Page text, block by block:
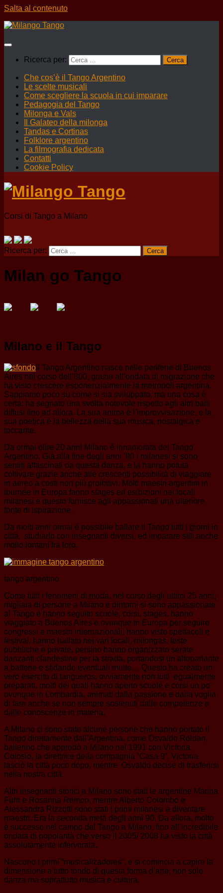
Salta al contenuto
Ricerca per:
Che cos’è il Tango Argentino
Le scelte musicali
Come scegliere la scuola in cui imparare
Pedagogia del Tango
Milonga e Vals
Il Galateo della milonga
Tandas e Cortinas
Folklore argentino
La filmografia dedicata
Contatti
Cookie Policy
Corsi di Tango a Milano
Ricerca per:
Milan go Tango
Milano e il Tango
Il Tango Argentino nasce nelle periferie di Buenos
Aires nel corso dell’800, grazie all’ondata di migrazione che
ha visto crescere esponenzialmente la metropoli argentina.
Sappiamo poco su come si sia sviluppato, ma una cosa è
certa: ha segnato una svolta notevole rispetto agli altri balli
diffusi fino ad allora. La sua anima è l’improvvisazione, e la
sua poetica è la bellezza della sua musica, nostalgica e
toccante.
Da ormai oltre 20 anni Milano è innamorata del Tango
Argentino. Già alla fine degli anni ’90 i milanesi si sono
sentiti affascinati da questa danza, e la hanno potuta
coltivare grazie anche alle crescenti possibilità di viaggiare
in aereo a costi non più proibitivi. Molti maestri argentini in
tournée in Europa fanno stages ed esibizioni nei locali
milanesi e questo fornisce agli appassionati una ulteriore
fonte di ispirazione.
Da molti anni ormai è possibile ballare il Tango tutti i giorni in
città, studiarlo con insegnanti diversi, ed imparare stili anche
molto lontani fra loro.
tango argentino
Come tutti i fenomeni di moda, nel corso degli ultimi 25 anni,
migliaia di persone a Milano e dintorni si sono appassionate
al Tango e hanno seguito scuole, corsi, stages, hanno
viaggiato a Buenos Aires e ovunque in Europa per seguire
congressi e maestri internazionali, hanno visto spettacoli e
festival, hanno ballato nei vari locali, milongas, feste
pubbliche e private, persino hanno organizzato serate
danzanti clandestine per la strada, portandosi un altoparlante
a batterie e sfidando eventuali multe… Questo ha creato un
vero esercito di tangueros, ovviamente non tutti egualmente
preparati, molti dei quali hanno aperto scuole e corsi un po’
ovunque in Lombardia, animati dalla passione e dalla voglia
di fare anche se non sempre sostenuti dalle competenze e
dalle conoscenze in materia.
A Milano ci sono state alcune persone che hanno portato il
Tango direttamente dall’Argentina, come Osvaldo Roldan,
ballerino che approdò a Milano nel 1991 con Victoria
Colosio, la direttrice della compagnia “Casa 9”. Victoria
lasciò la città poco dopo, mentre Osvaldo decise di trasferirsi
nella nostra città.
Altri insegnanti storici a Milano sono stati le argentine Marina
Fuhr e Rosanna Remon, mentre Alberto Colombo e
Alessandra Rizzotti sono stati i primi milanesi a diventare
maestri. Era la seconda metà degli anni 90. Da allora, molto
è successo nel campo del Tango a Milano, fino all’incredibile
ondata di popolarità che verso il 2005/ 2008 ha visto la città
assolutamente infervorata.
Nascono i primi “musicalizadores”, e si comincia a capire la
dimensione a tutto tondo di questa forma d’arte, non solo
danza ma soprattutto musica e cultura.